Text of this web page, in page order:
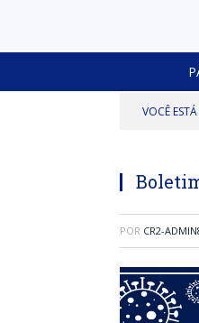
VOCÊ
POR CR2-